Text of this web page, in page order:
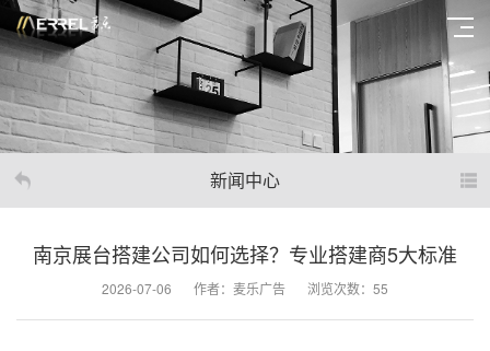
新闻中心
南京展台搭建公司如何选择？专业搭建商5大标准
2026-07-06 作者：麦乐广告 浏览次数：55